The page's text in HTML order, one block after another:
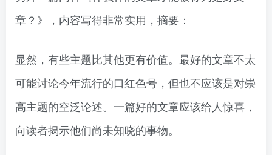
章？》，内容写得非常实用，摘要：
显然，有些主题比其他更有价值。最好的文章不太
可能讨论今年流行的口红色号，但也不应该是对崇
高主题的空泛论述。一篇好的文章应该给人惊喜，
向读者揭示他们尚未知晓的事物。